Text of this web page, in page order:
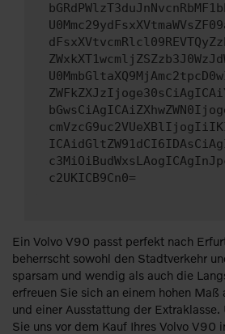
c2UKICB9Cn0=
Ein Volvo V90 passt perfekt nach
beherrscht sowohl den Stadtverkehr
sparsam und wendig als auch die
erfreuen Sie sich an einem hohen
und einer Ausstattung der Extraklasse.
Sie uns vor dem Kauf Ihres Volvo V90